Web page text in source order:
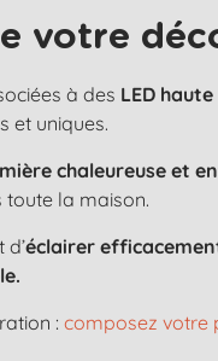
votre
à des LED
et uniques.
chaleureuse et
toute la maison.
éclairer
: composez votre